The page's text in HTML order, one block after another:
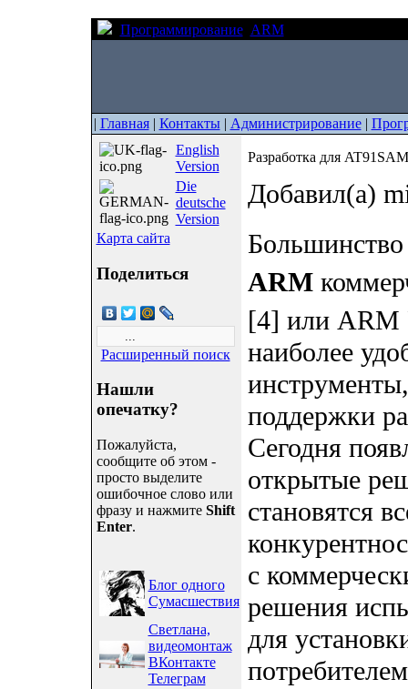
Программирование ARM
| Главная| Контакты| Администрирование|
English
Version
Die
deutsche
Version
Карта сайта
Поделиться
Расширенный поиск
Нашли
опечатку?
Пожалуйста,
сообщите об этом -
просто выделите
ошибочное слово или
фразу и нажмите Shift
Enter.
Блог одного
Сумасшествия
Светлана,
видеомонтаж
ВКонтакте
Телеграм
Разработка для
Добавил(а)
ARM
[4] или ARM
наиболее
поддержки
Сегодня
открытые
становятся
с
решения
для